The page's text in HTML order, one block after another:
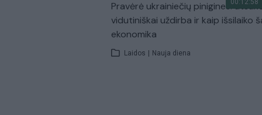
Pravėrė ukrainiečių pinigines:
vidutiniškai uždirba ir kaip išsilaiko
ekonomika
Laidos | Nauja diena